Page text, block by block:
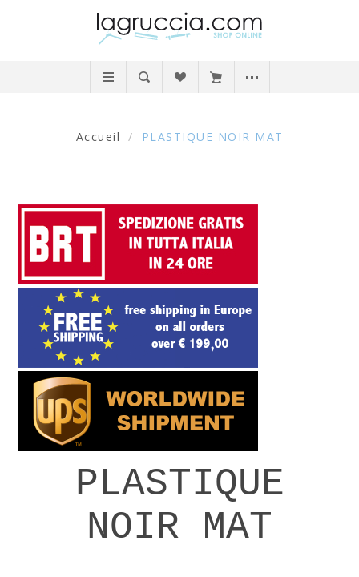
Accueil / PLASTIQUE NOIR MAT
PLASTIQUE
NOIR MAT